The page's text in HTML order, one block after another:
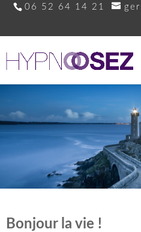
06 52 64 14 21
Bonjour la vie !